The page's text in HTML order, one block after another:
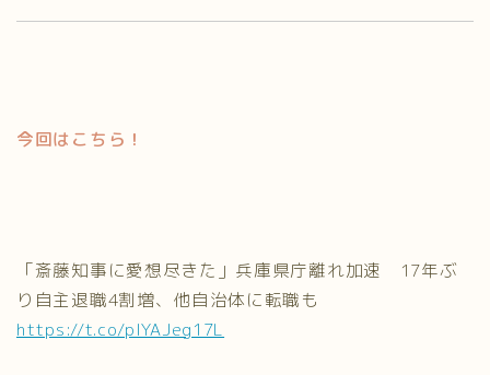
今回はこちら！
「斎藤知事に愛想尽きた」兵庫県庁離れ加速 17年ぶ
り自主退職4割増、他自治体に転職も
https://t.co/pIYAJeg17L